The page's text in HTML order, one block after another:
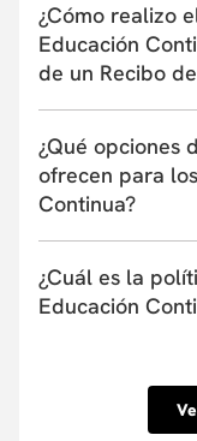
programa o taller
¿Cómo realizo
Educación
de un Recibo
un Recibo de
¿Qué opciones
ofrecen para
Continua?
entidades
uno a seis
inmediata.
tenemos convenio
¿Cuál es la
Educación